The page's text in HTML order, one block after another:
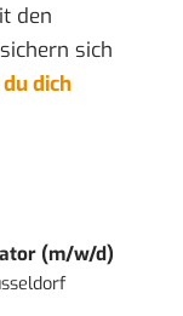
den
sich
dich
(m/w/d)